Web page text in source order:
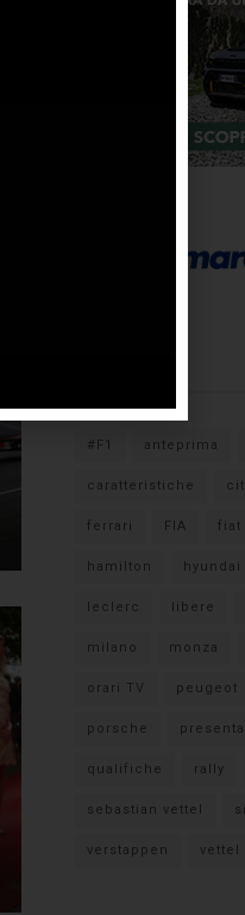
#F1 anteprima
caratteristiche
ferrari FIA fiat
hamilton hyundai
leclerc libere
milano monza
orari TV peugeot
porsche
qualifiche rally
sebastian vettel
verstappen vettel